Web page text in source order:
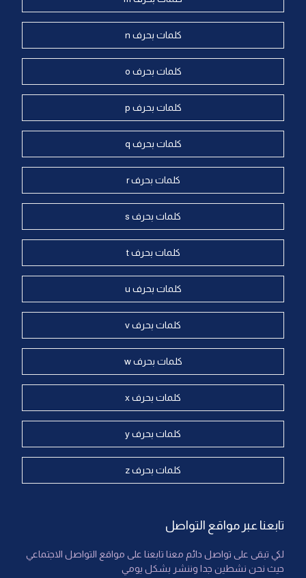
كلمات بحرف n
كلمات بحرف o
كلمات بحرف p
كلمات بحرف q
كلمات بحرف r
كلمات بحرف s
كلمات بحرف t
كلمات بحرف u
كلمات بحرف v
كلمات بحرف w
كلمات بحرف x
كلمات بحرف y
كلمات بحرف z
تابعنا عبر مواقع التواصل
لكي تبقى على تواصل دائم معنا تابعنا على مواقع التواصل الاجتماعي
حيث نحن نشطين جدا وننشر بشكل يومي